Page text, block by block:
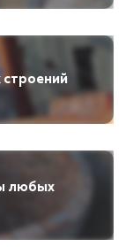
любых